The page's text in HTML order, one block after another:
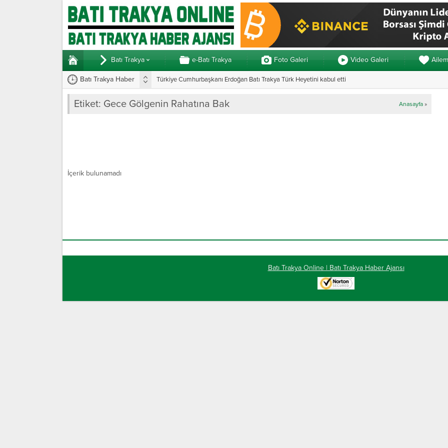
Batı Trakya e-Batı Trakya Foto Galeri Video Galeri Ailem
Batı Trakya Haber Türkiye Cumhurbaşkanı Erdoğan Batı Trakya Türk Heyetini kabul etti
Anasayfa »
Etiket: Gece Gölgenin Rahatına Bak
İçerik bulunamadı
Batı Trakya Online | Batı Trakya Haber Ajansı